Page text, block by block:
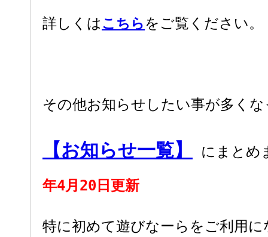
詳しくはこちらをご覧ください。
その他お知らせしたい事が多く
【お知らせ一覧】 にまと
年4月20日更新
特に初めて遊びなーらをご利用